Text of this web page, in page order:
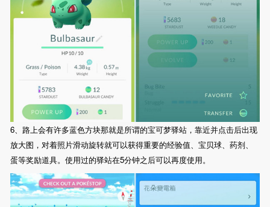
6、路上会有许多蓝色方块那就是所谓的宝可梦驿站，靠近并点击后出现
放大图，对着照片滑动旋转就可以获得重要的经验值、宝贝球、药剂、
蛋等奖励道具。使用过的驿站在5分钟之后可以再度使用。